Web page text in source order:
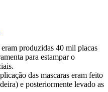
produzidas 40 mil placas
para estampar o
das mascaras eram feito
e posteriormente levado as